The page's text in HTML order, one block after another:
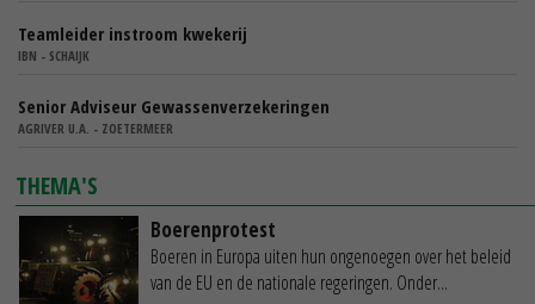
Teamleider instroom kwekerij
IBN - SCHAIJK
Senior Adviseur Gewassenverzekeringen
AGRIVER U.A. - ZOETERMEER
THEMA'S
Boerenprotest
Boeren in Europa uiten hun ongenoegen over het beleid
van de EU en de nationale regeringen. Onder...